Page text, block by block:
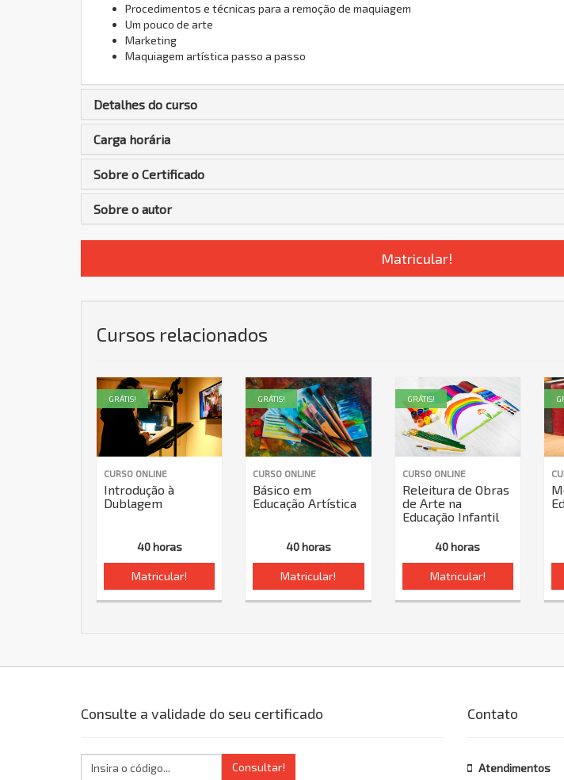
Procedimentos e técnicas para a remoção de maquiagem
Um pouco de arte
Marketing
Maquiagem artística passo a passo
Detalhes do curso
Carga horária
Sobre o Certificado
Sobre o autor
Matricular!
Cursos relacionados
CURSO ONLINE
Introdução à
Dublagem
40 horas
Matricular!
GRÁTIS!
CURSO ONLINE
Básico em
Educação Artística
40 horas
Matricular!
GRÁTIS!
CURSO ONLINE
Releitura de Obras
de Arte na
Educação Infantil
40 horas
Matricular!
GRÁTIS!
Consulte a validade do seu certificado
Consultar!
Contato
Atendimentos